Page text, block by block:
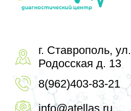
г. Ставрополь, ул.
Родосская д. 13
8(962)403-83-21
info@atellas.ru